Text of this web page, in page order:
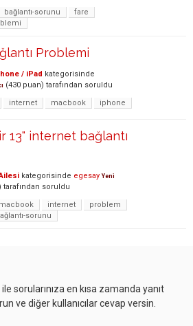
bağlantı-sorunu
fare
Problemi
/ iPad kategorisinde
(430 puan) tarafından soruldu
internet macbook iphone
13" internet bağlantı
kategorisinde egesay Yeni
tarafından soruldu
macbook internet
problem
sorunu
sorularınıza en kısa zamanda yanıt
ve diğer kullanıcılar cevap versin.